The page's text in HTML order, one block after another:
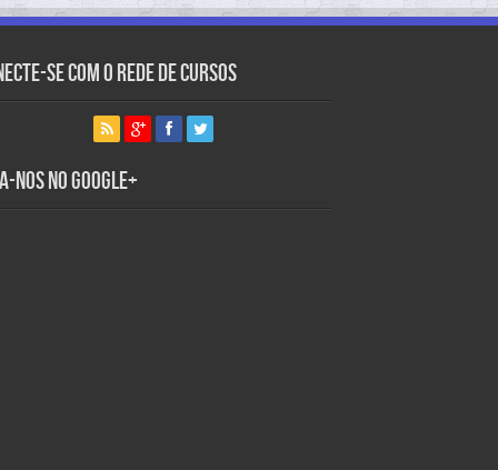
se com o Rede de Cursos
nos no Google+